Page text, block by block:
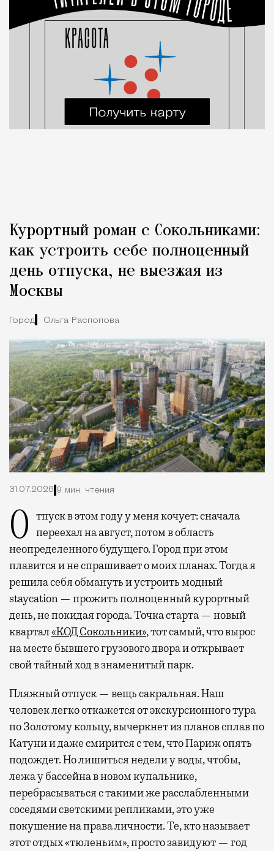
Курортный роман с Сокольниками:
как устроить себе полноценный
день отпуска, не выезжая из
Москвы
Город Ольга Распопова
31.07.2026 9 мин. чтения
Отпуск в этом году у меня кочует: сначала переехал на август, потом в область
неопределенного будущего. Город при этом
плавится и не спрашивает о моих планах. Тогда я
решила себя обмануть и устроить модный
staycation — прожить полноценный курортный
день, не покидая города. Точка старта — новый
квартал«КОД Сокольники», тот самый, что вырос
на месте бывшего грузового двора и открывает
свой тайный ход в знаменитый парк.
Пляжный отпуск — вещь сакральная. Наш
человек легко откажется от экскурсионного тура
по Золотому кольцу, вычеркнет из планов сплав по
Катуни и даже смирится с тем, что Париж опять
подождет. Но лишиться недели у воды, чтобы,
лежа у бассейна в новом купальнике,
перебрасываться с такими же расслабленными
соседями светскими репликами, это уже
покушение на права личности. Те, кто называет
этот отдых «тюленьим», просто завидуют — год